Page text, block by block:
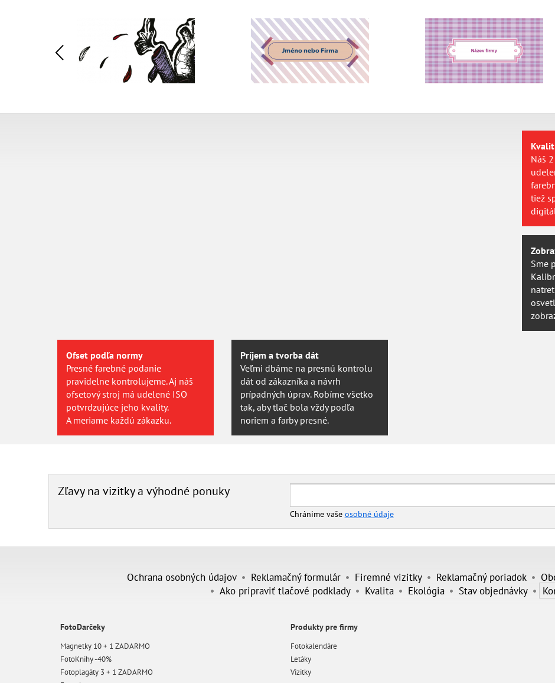
Náš
tiež
Sme
Ofset podľa normy
Presné farebné podanie
pravidelne kontrolujeme. Aj náš
ofsetový stroj má udelené ISO
potvrdzujúce jeho kvality.
A meriame každú zákazku.
Príjem a tvorba dát
Veľmi dbáme na presnú kontrolu
dát od zákazníka a návrh
prípadných úprav. Robíme všetko
tak, aby tlač bola vždy podľa
noriem a farby presné.
Zľavy na vizitky a výhodné ponuky
Chránime vaše osobné údaje
Ochrana osobných údajov Reklamačný formulár Firemné vizitky Reklamačný poriadok
Ako pripraviť tlačové podklady
Kvalita Ekológia Stav objednávky
FotoDarčeky
Magnetky 10 + 1 ZADARMO
FotoKnihy -40%
Fotoplagáty 3 + 1 ZADARMO
Produkty pre firmy
Fotokalendáre
Letáky
Vizitky